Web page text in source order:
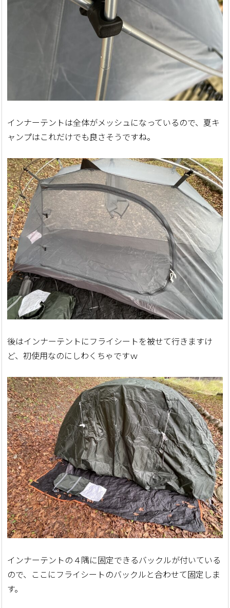
インナーテントは全体がメッシュになっているので、夏キ
ャンプはこれだけでも良さそうですね。
後はインナーテントにフライシートを被せて行きますけ
ど、初使用なのにしわくちゃですｗ
インナーテントの４隅に固定できるバックルが付いている
ので、ここにフライシートのバックルと合わせて固定しま
す。